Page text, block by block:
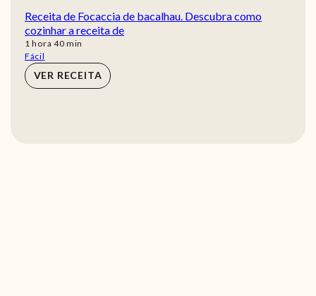
Receita de Focaccia de bacalhau. Descubra como
cozinhar a receita de
1 hora
hora 40min
min
Fácil
VER RECEITA